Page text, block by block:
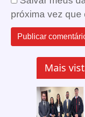
próxima vez que
Mais